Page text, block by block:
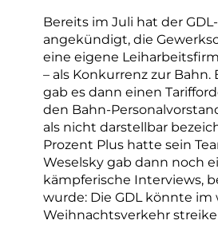
Bereits im Juli hat der
angekündigt, die
eine eigene
– als Konkurrenz zur
gab es dann einen
den Bahn-
als nicht darstellbar
Prozent Plus hatte sein
Weselsky gab dann noch
kämpferische Interviews,
wurde: Die GDL könnte
Weihnachtsverkehr